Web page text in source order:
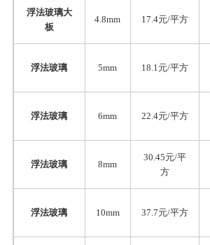
浮法玻璃大
板
4.8mm 17.4元/平方
浮法玻璃 5mm 18.1元/平方
浮法玻璃 6mm 22.4元/平方
浮法玻璃 8mm
30.45元/平
方
浮法玻璃 10mm 37.7元/平方